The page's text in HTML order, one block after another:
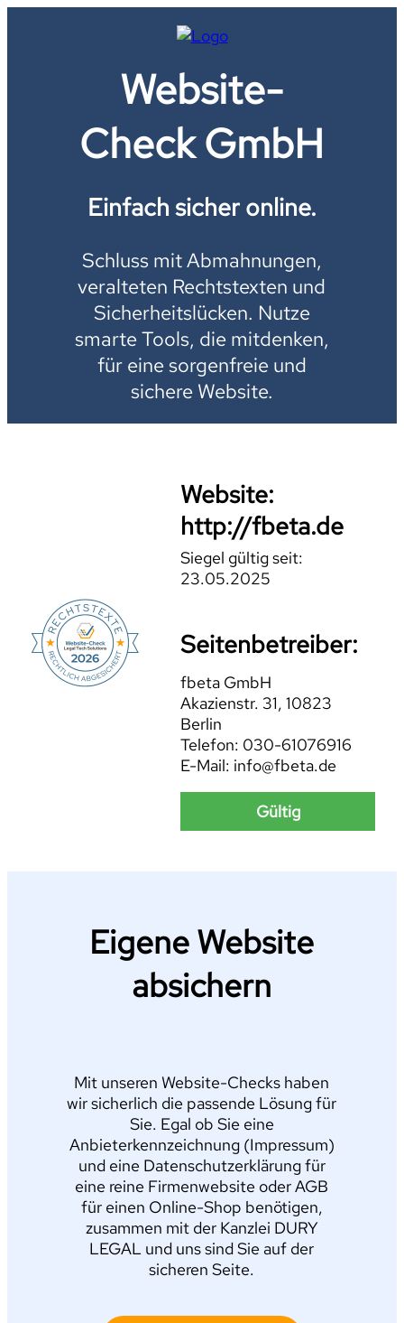
Website-
Check GmbH
Einfach sicher online.
Schluss mit Abmahnungen,
veralteten Rechtstexten und
Sicherheitslücken. Nutze
smarte Tools, die mitdenken,
für eine sorgenfreie und
sichere Website.
Website:
http://fbeta.de
Siegel gültig seit:
23.05.2025
Seitenbetreiber:
fbeta GmbH
Akazienstr. 31, 10823
Berlin
Telefon: 030-61076916
E-Mail: info@fbeta.de
Gültig
Eigene Website
absichern
Mit unseren Website-Checks haben
wir sicherlich die passende Lösung für
Sie. Egal ob Sie eine
Anbieterkennzeichnung (Impressum)
und eine Datenschutzerklärung für
eine reine Firmenwebsite oder AGB
für einen Online-Shop benötigen,
zusammen mit der Kanzlei DURY
LEGAL und uns sind Sie auf der
sicheren Seite.